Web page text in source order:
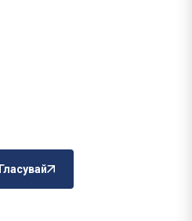
Гласувай